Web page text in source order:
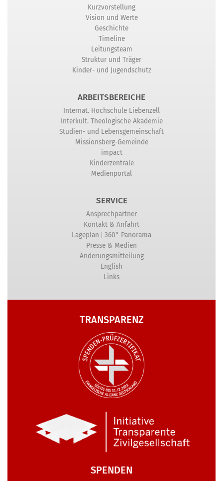
Kurzvorstellung
Vision und Werte
Geschichte
Timeline
Leitungsteam
Struktur und Träger
Kinder- und Jugendschutz
ARBEITSBEREICHE
Internat. Hochschule Liebenzell
Interkult. Theologische Akademie
Studien- und Lebensgemeinschaft
Missionsberg-Gemeinde
impact
Kinderzentrale
Medienportal
SERVICE
Ansprechpartner
Kontakt & Anfahrt
Lageplan | 360° Panorama
Presse & Medien
Änderungsmitteilung
English
Links
TRANSPARENZ
SPENDEN